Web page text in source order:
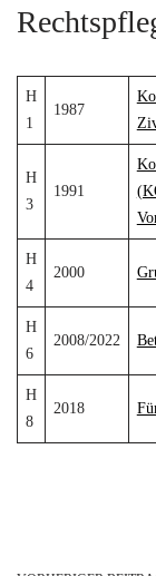
H
1
1987
H
3
1991
H
4
2000
H
6
2008/2022
H
8
2018